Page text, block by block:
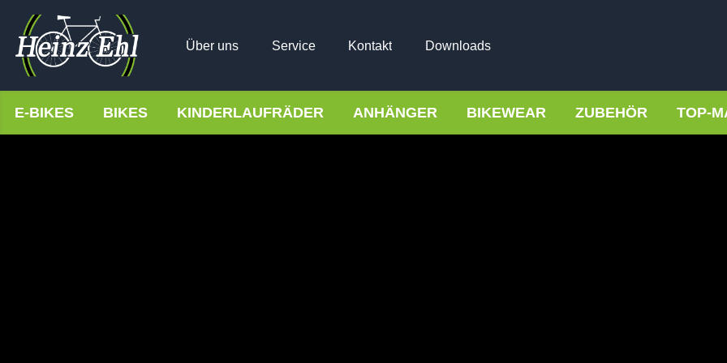
Über uns Service Kontakt Downloads
E-BIKES BIKES KINDERLAUFRÄDER ANHÄNGER BIKEWEAR ZUBEHÖR TOP-